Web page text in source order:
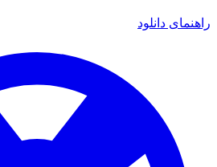
راهنمای دانلود